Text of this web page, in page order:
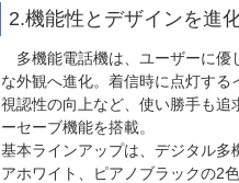
2.機能性とデザインを進
多機能電話機は、ユーザーに優
な外観へ進化。着信時に点灯す
視認性の向上など、使い勝手も追
ーセーブ機能を搭載。
基本ラインアップは、デジタル多
アホワイト、ピアノブラックの2色